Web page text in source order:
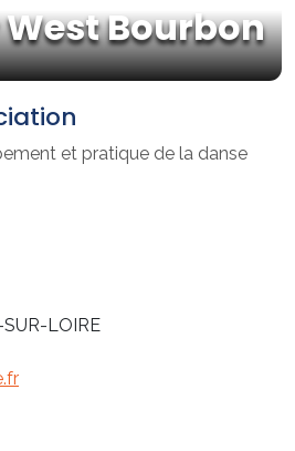
Bourbon
et pratique de la danse
LOIRE